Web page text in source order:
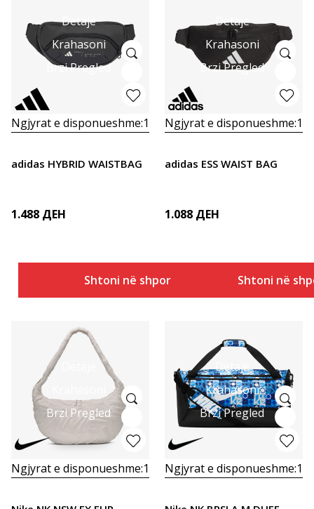
Detaje
Krahasoni
Brzi Pregled
Ngjyrat e disponueshme:1
adidas HYBRID WAISTBAG
1.488 ДЕН
Shtoni në shportë
Detaje
Krahasoni
Brzi Pregled
Ngjyrat e disponueshme:1
adidas ESS WAIST BAG
1.088 ДЕН
Shtoni në
Brzi Pregled
Ngjyrat e disponueshme:1
Detaje
Krahasoni
Brzi Pregled
Ngjyrat e disponueshme:1